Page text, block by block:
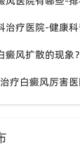
风扩散的现象？